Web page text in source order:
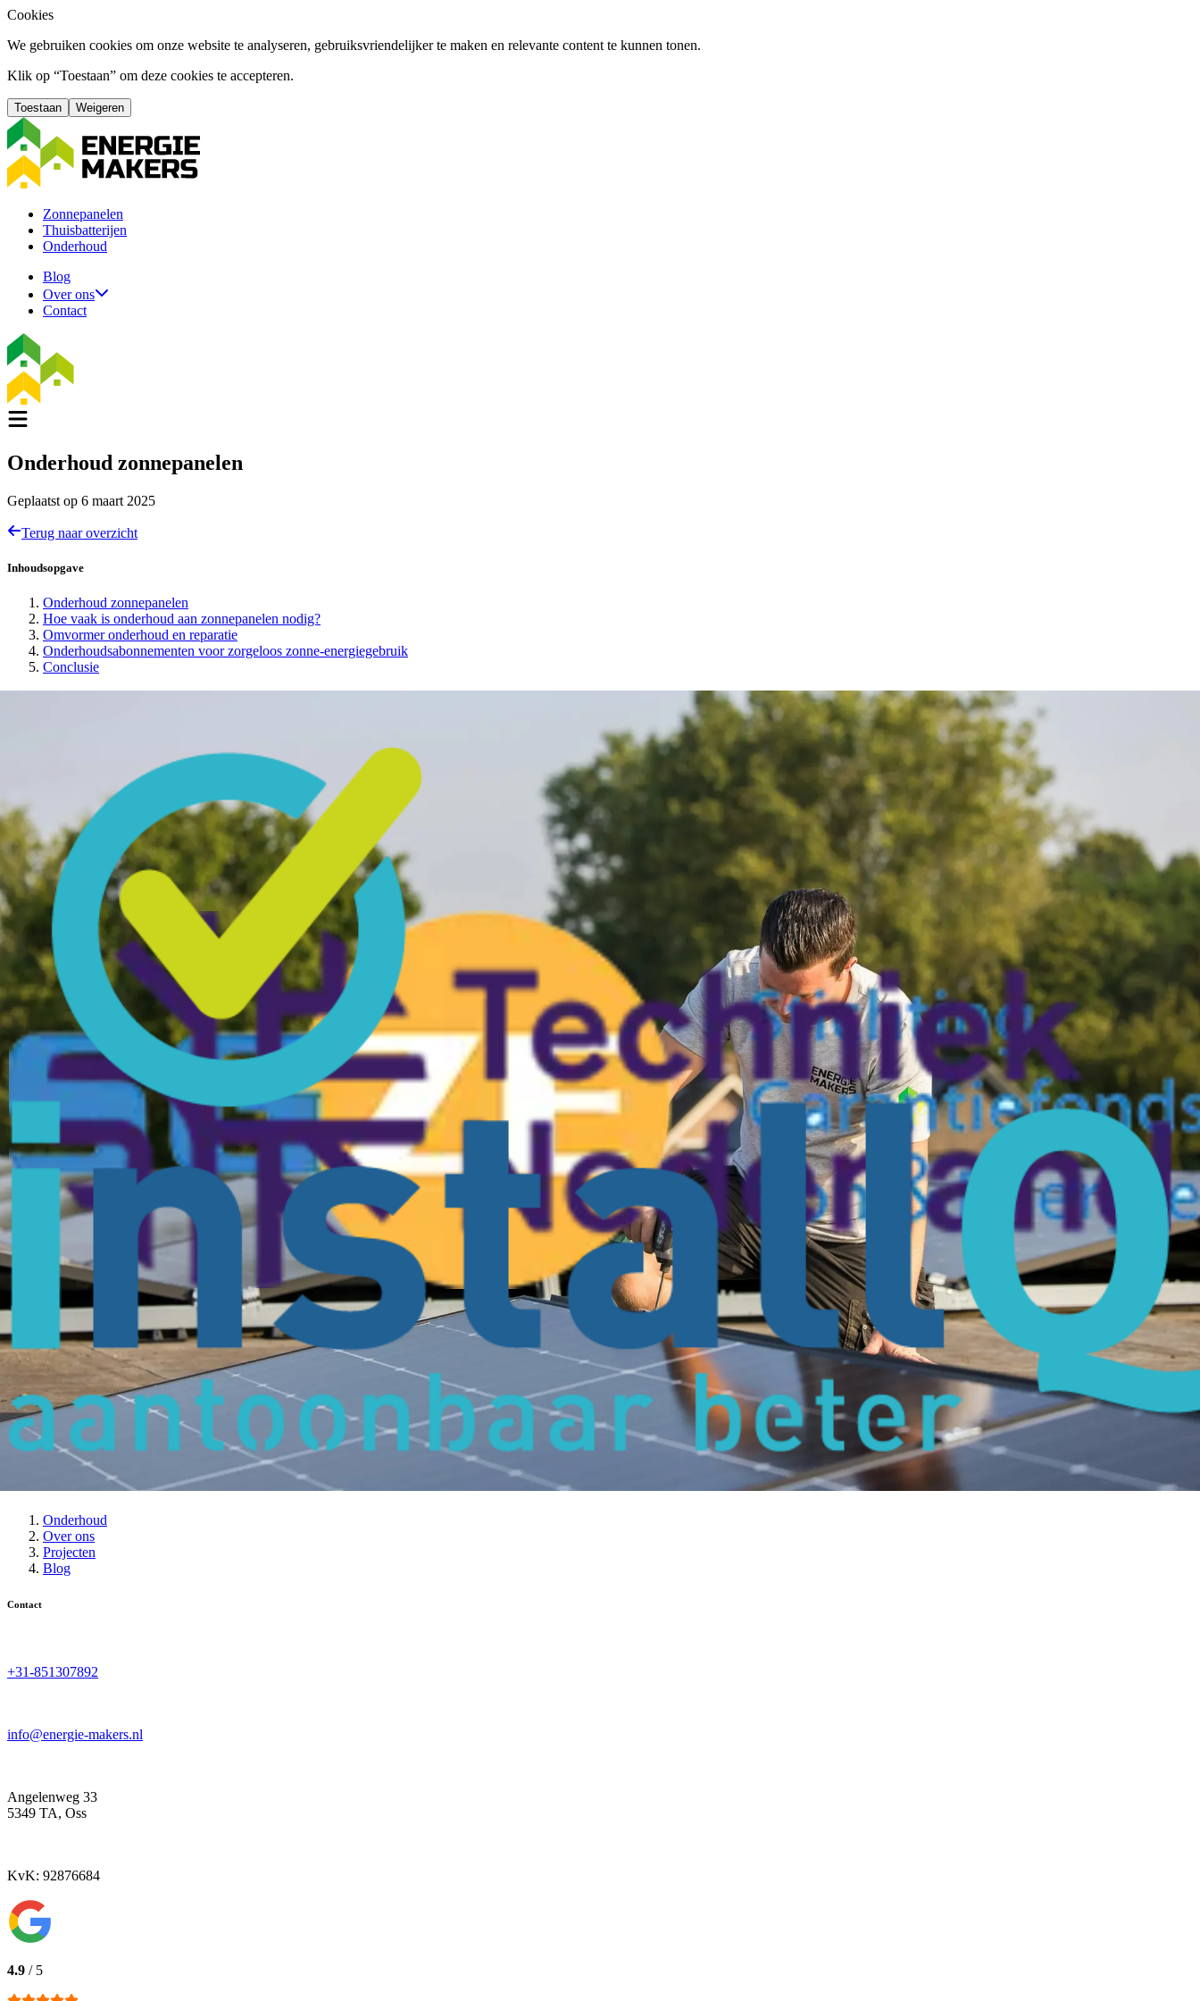
Cookies
We gebruiken cookies om onze website te analyseren, gebruiksvriendelijker te maken en relevante content te kunnen tonen.
Klik op “Toestaan” om deze cookies te accepteren.
Toestaan Weigeren
Zonnepanelen
Thuisbatterijen
Onderhoud
Blog
Over ons
Contact
Onderhoud zonnepanelen
Geplaatst op 6 maart 2025
Terug naar overzicht
Inhoudsopgave
Onderhoud zonnepanelen
Hoe vaak is onderhoud aan zonnepanelen nodig?
Omvormer onderhoud en reparatie
Onderhoudsabonnementen voor zorgeloos zonne-energiegebruik
Conclusie
Zonnepanelen zijn een slimme investering voor duurzame energie en lagere energiekosten. Maar hoe vaak is onderhoud nodig om ze optimaal te laten presteren? En wat houdt dit onderhoud precies in? Ontdek
hier alles over zonnepanelen onderhoud en hoe je de levensduur kunt verlengen.
Hoe vaak is onderhoud aan zonnepanelen nodig?
Om het maximale rendement uit je zonnepanelen te halen, is regelmatig onderhoud essentieel. Factoren zoals vuil, stof en vogelpoep kunnen de efficiëntie verminderen, waardoor een periodieke
schoonmaakbeurt nodig kan zijn. Actief toezicht helpt om technische problemen vroegtijdig te detecteren en te verhelpen, zodat je installatie optimaal blijft werken.
Omvormer onderhoud en reparatie
De omvormer is het kloppende hart van je zonnepanelensysteem en zet de opgewekte gelijkstroom om in bruikbare wisselstroom voor het huisnet. Omdat omvormers gemiddeld 5 tot 25 jaar meegaan, kan
periodiek omvormer onderhoud noodzakelijk zijn. Een defecte omvormer leidt namelijk tot een lager rendement en energieverlies. Actieve monitoring voor de omvormer zorgt ervoor dat je zonnepanelen
maximaal blijven presteren en je investering beschermt.
Onderhoudsabonnementen voor zorgeloos zonne-energiegebruik
Om het onderhoud van zonnepanelen eenvoudig te maken, bieden wij onderhoudsabonnementen aan. Met onsSolarCare-programma profiteer je van zorgeloos zonne-energiegebruik met drie pakketten:
Start: Actieve monitoring, ondersteuning bij storingen binnen vijf werkdagen en geen voorrijkosten of arbeidsloon bij reparaties of vervanging van garantieproducten.
Plus: Inclusief alle voordelen van het Start-pakket, plus gratis vervanging en reparatie van bijbehorende materialen zoals alle onderdelen voor in de groepenkast, connectoren, wifi-modules en bekabeling.
Premium: Ons meest uitgebreide pakket met alle voordelen uit het Plus-pakket, aangevuld met tweejaarlijkse visuele controles en professionele reiniging van je zonnepanelen.
Met een onderhoudsabonnement verzeker je jezelf van een goed functionerend zonnepanelensysteem zonder gedoe. Zo maximaliseer je de opbrengst en verleng je de levensduur van je zonnepanelen.
Conclusie
Zonnepanelen zijn ontworpen voor langdurig gebruik, maar onderhoud en service is cruciaal om hun efficiëntie en levensduur te garanderen. Proactief toezicht speelt hierbij een belangrijke rol.
Met onze onderhoudsabonnementen nemen wij deze zorg uit handen, zodat jij zorgeloos kunt profiteren van duurzame energie. Kies voor zekerheid en haal het beste uit je zonnepanelen!
Wil je meer informatie? Klik dan
Zonnepanelen
Thuisbatterijen
Warmtepompen
Laadpalen
Airco's
Help
Contact
Onderhoud
Over ons
Projecten
Blog
Contact
+31-851307892
info@energie-makers.nl
Angelenweg 33
5349 TA, Oss
KvK: 92876684
4.9 / 5